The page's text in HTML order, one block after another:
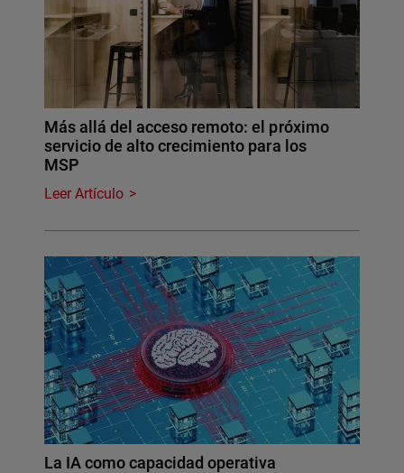
Más allá del acceso remoto: el próximo
servicio de alto crecimiento para los
MSP
Leer Artículo
La IA como capacidad operativa